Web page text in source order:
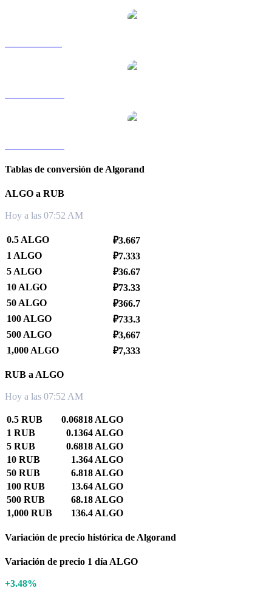
Tablas de conversión de Algorand
ALGO a RUB
Hoy a las 07:52 AM
0.5 ALGO
₽3.667
1 ALGO
₽7.333
5 ALGO
₽36.67
10 ALGO
₽73.33
50 ALGO
₽366.7
100 ALGO
₽733.3
500 ALGO
₽3,667
1,000 ALGO
₽7,333
RUB a ALGO
Hoy a las 07:52 AM
0.5 RUB
0.06818 ALGO
1 RUB
0.1364 ALGO
5 RUB
0.6818 ALGO
10 RUB
1.364 ALGO
50 RUB
6.818 ALGO
100 RUB
13.64 ALGO
500 RUB
68.18 ALGO
1,000 RUB
136.4 ALGO
Variación de precio histórica de Algorand
Variación de precio 1 día ALGO
+3.48%